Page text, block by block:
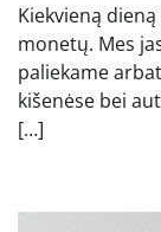
Kiekvieną
monetų. Mes
paliekame
kišenėse bei
[…]